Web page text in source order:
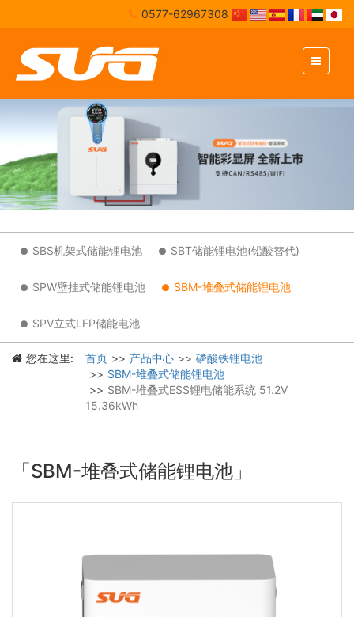
0577-62967308
SBS机架式储能锂电池 SBT储能锂电池(铅酸替代)
SPW壁挂式储能锂电池 SBM-堆叠式储能锂电池
SPV立式LFP储能电池
您在这里: 首页 产品中心
磷酸铁锂电池
SBM-堆叠式储能锂电池
SBM-堆叠式ESS锂电储能系统 51.2V
15.36kWh
「SBM-堆叠式储能锂电池」